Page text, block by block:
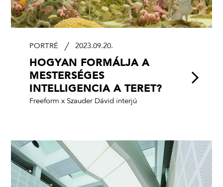
PORTRÉ 2023.09.20.
HOGYAN FORMÁLJA A
MESTERSÉGES
INTELLIGENCIA A TERET?
Freeform x Szauder Dávid interjú